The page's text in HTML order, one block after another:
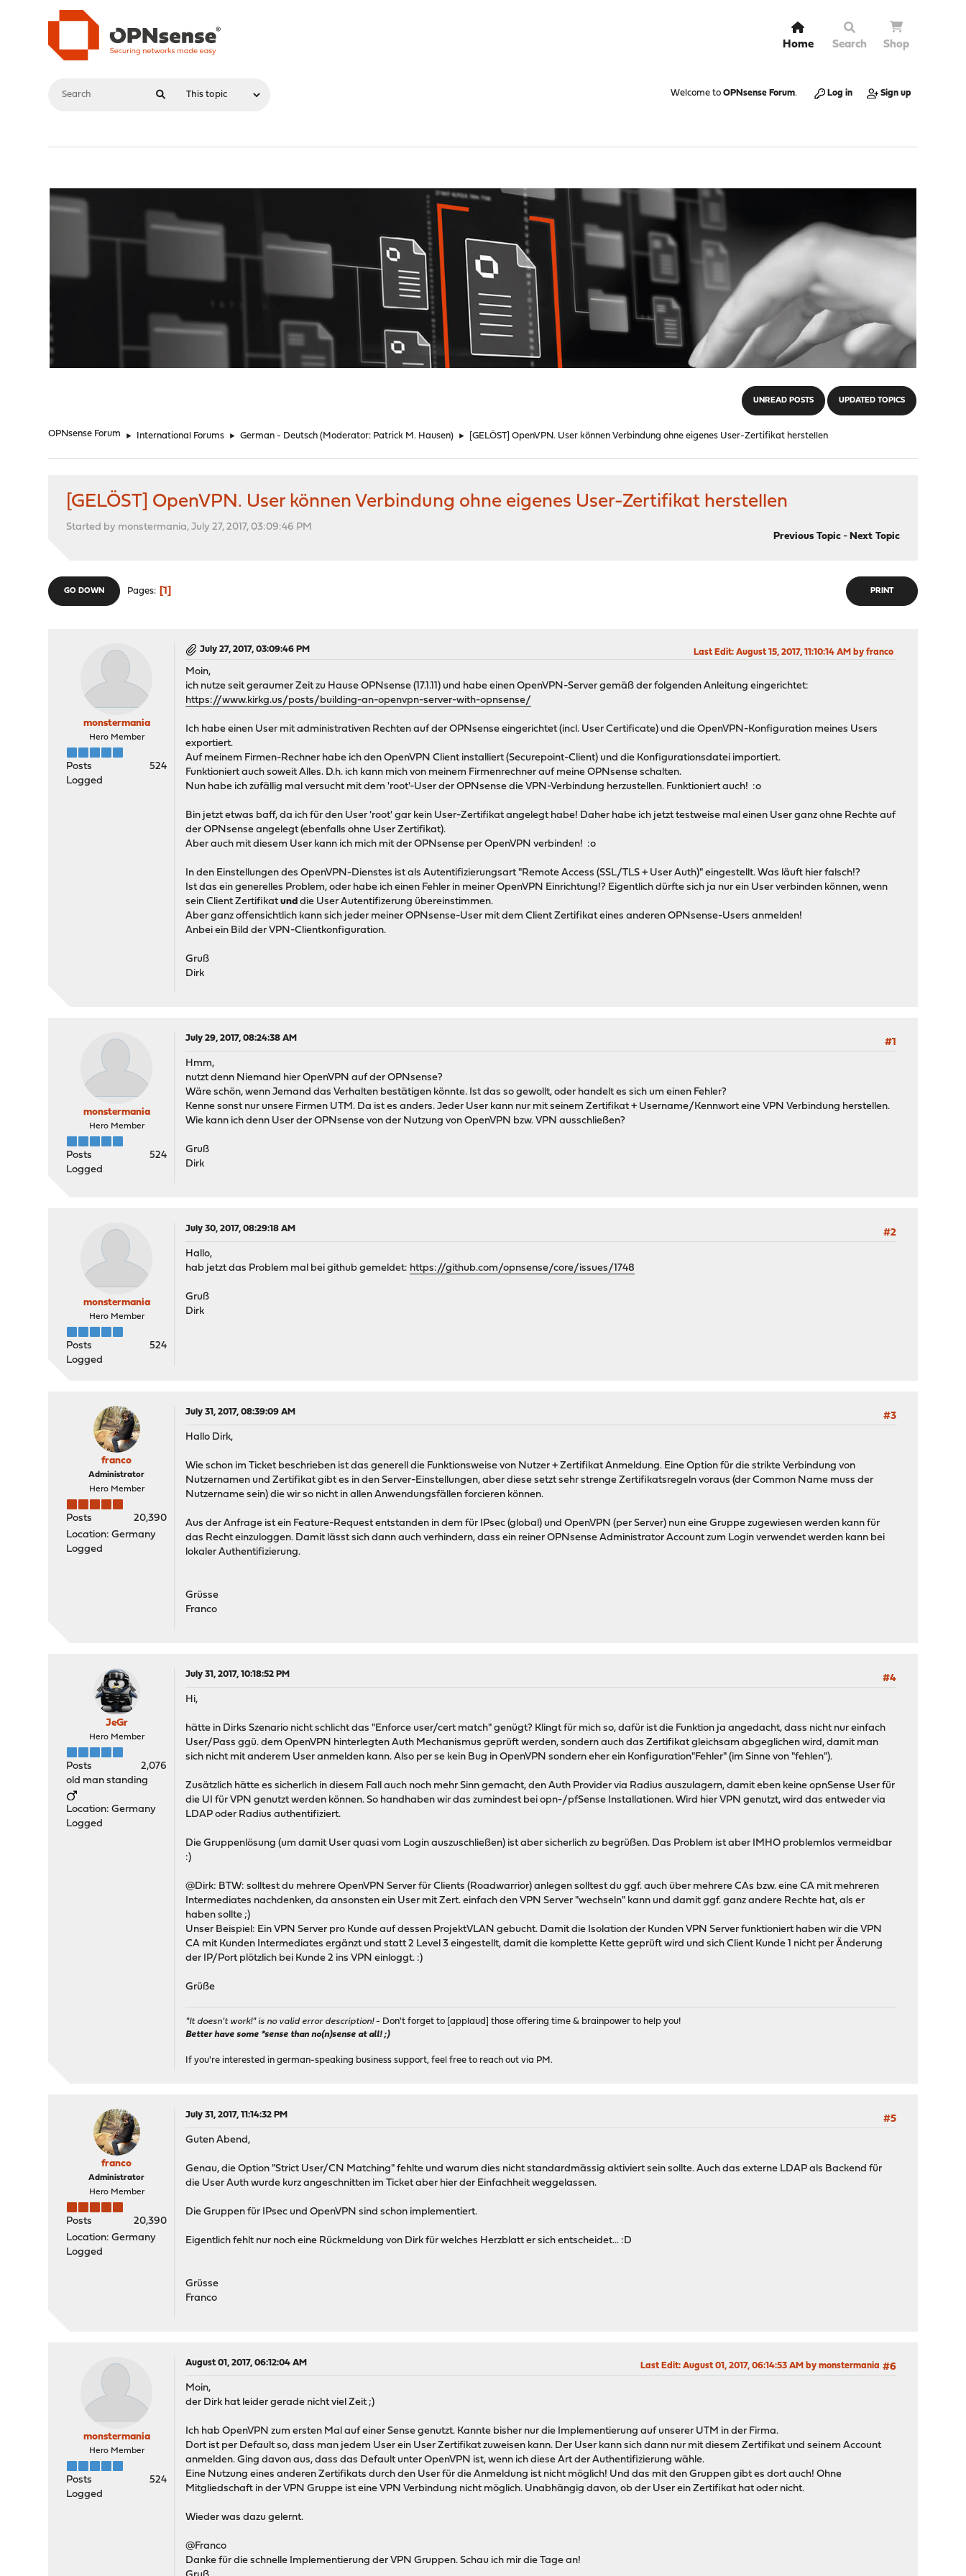
Home Search Shop
Welcome to OPNsense Forum. Log in Sign up
UNREAD POSTS UPDATED TOPICS
OPNsense Forum ► International Forums ► German - Deutsch (Moderator: Patrick M. Hausen) ► [GELÖST] OpenVPN. User können Verbindung ohne eigenes User-Zertifikat herstellen
[GELÖST] OpenVPN. User können Verbindung ohne eigenes User-Zertifikat herstellen
Started by monstermania, July 27, 2017, 03:09:46 PM
Previous Topic- Next Topic
PRINT
GO DOWN Pages 1
monstermania
Hero Member
Posts
524
Logged
July 27, 2017, 03:09:46 PM Last Edit: August 15, 2017, 11:10:14 AM by franco
Moin,
ich nutze seit geraumer Zeit zu Hause OPNsense (17.1.11) und habe einen OpenVPN-Server gemäß der folgenden Anleitung eingerichtet:
https://www.kirkg.us/posts/building-an-openvpn-server-with-opnsense/
Ich habe einen User mit administrativen Rechten auf der OPNsense eingerichtet (incl. User Certificate) und die OpenVPN-Konfiguration meines Users
exportiert.
Auf meinem Firmen-Rechner habe ich den OpenVPN Client installiert (Securepoint-Client) und die Konfigurationsdatei importiert.
Funktioniert auch soweit Alles. D.h. ich kann mich von meinem Firmenrechner auf meine OPNsense schalten.
Nun habe ich zufällig mal versucht mit dem 'root'-User der OPNsense die VPN-Verbindung herzustellen. Funktioniert auch! :o
Bin jetzt etwas baff, da ich für den User 'root' gar kein User-Zertifikat angelegt habe! Daher habe ich jetzt testweise mal einen User ganz ohne Rechte auf
der OPNsense angelegt (ebenfalls ohne User Zertifikat).
Aber auch mit diesem User kann ich mich mit der OPNsense per OpenVPN verbinden! :o
In den Einstellungen des OpenVPN-Dienstes ist als Autentifizierungsart "Remote Access (SSL/TLS + User Auth)" eingestellt. Was läuft hier falsch!?
Ist das ein generelles Problem, oder habe ich einen Fehler in meiner OpenVPN Einrichtung!? Eigentlich dürfte sich ja nur ein User verbinden können, wenn
sein Client Zertifikatund die User Autentifizerung übereinstimmen.
Aber ganz offensichtlich kann sich jeder meiner OPNsense-User mit dem Client Zertifikat eines anderen OPNsense-Users anmelden!
Anbei ein Bild der VPN-Clientkonfiguration.
Gruß
Dirk
monstermania
Hero Member
Posts
524
Logged
July 29, 2017, 08:24:38 AM
#1
Hmm,
nutzt denn Niemand hier OpenVPN auf der OPNsense?
Wäre schön, wenn Jemand das Verhalten bestätigen könnte. Ist das so gewollt, oder handelt es sich um einen Fehler?
Kenne sonst nur unsere Firmen UTM. Da ist es anders. Jeder User kann nur mit seinem Zertifikat + Username/Kennwort eine VPN Verbindung herstellen.
Wie kann ich denn User der OPNsense von der Nutzung von OpenVPN bzw. VPN ausschließen?
Gruß
Dirk
monstermania
Hero Member
Posts
524
Logged
July 30, 2017, 08:29:18 AM
#2
Hallo,
hab jetzt das Problem mal bei github gemeldet: https://github.com/opnsense/core/issues/1748
Gruß
Dirk
franco
Administrator
Hero Member
Posts
20,390
Location: Germany
Logged
July 31, 2017, 08:39:09 AM
#3
Hallo Dirk,
Wie schon im Ticket beschrieben ist das generell die Funktionsweise von Nutzer + Zertifikat Anmeldung. Eine Option für die strikte Verbindung von
Nutzernamen und Zertifikat gibt es in den Server-Einstellungen, aber diese setzt sehr strenge Zertifikatsregeln voraus (der Common Name muss der
Nutzername sein) die wir so nicht in allen Anwendungsfällen forcieren können.
Aus der Anfrage ist ein Feature-Request entstanden in dem für IPsec (global) und OpenVPN (per Server) nun eine Gruppe zugewiesen werden kann für
das Recht einzuloggen. Damit lässt sich dann auch verhindern, dass ein reiner OPNsense Administrator Account zum Login verwendet werden kann bei
lokaler Authentifizierung.
Grüsse
Franco
JeGr
Hero Member
Posts
2,076
old man standing
Location: Germany
Logged
July 31, 2017, 10:18:52 PM
#4
Hi,
hätte in Dirks Szenario nicht schlicht das "Enforce user/cert match" genügt? Klingt für mich so, dafür ist die Funktion ja angedacht, dass nicht nur einfach
User/Pass ggü. dem OpenVPN hinterlegten Auth Mechanismus geprüft werden, sondern auch das Zertifikat gleichsam abgeglichen wird, damit man
sich nicht mit anderem User anmelden kann. Also per se kein Bug in OpenVPN sondern eher ein Konfiguration"Fehler" (im Sinne von "fehlen").
Zusätzlich hätte es sicherlich in diesem Fall auch noch mehr Sinn gemacht, den Auth Provider via Radius auszulagern, damit eben keine opnSense User für
die UI für VPN genutzt werden können. So handhaben wir das zumindest bei opn-/pfSense Installationen. Wird hier VPN genutzt, wird das entweder via
LDAP oder Radius authentifiziert.
Die Gruppenlösung (um damit User quasi vom Login auszuschließen) ist aber sicherlich zu begrüßen. Das Problem ist aber IMHO problemlos vermeidbar
:)
@Dirk: BTW: solltest du mehrere OpenVPN Server für Clients (Roadwarrior) anlegen solltest du ggf. auch über mehrere CAs bzw. eine CA mit mehreren
Intermediates nachdenken, da ansonsten ein User mit Zert. einfach den VPN Server "wechseln" kann und damit ggf. ganz andere Rechte hat, als er
haben sollte ;)
Unser Beispiel: Ein VPN Server pro Kunde auf dessen ProjektVLAN gebucht. Damit die Isolation der Kunden VPN Server funktioniert haben wir die VPN
CA mit Kunden Intermediates ergänzt und statt 2 Level 3 eingestellt, damit die komplette Kette geprüft wird und sich Client Kunde 1 nicht per Änderung
der IP/Port plötzlich bei Kunde 2 ins VPN einloggt. :)
Grüße
"It doesn't work!" is no valid error description!- Don't forget to [applaud] those offering time & brainpower to help you!
Better have some *sense than no(n)sense at all! ;)
If you're interested in german-speaking business support, feel free to reach out via PM.
franco
Administrator
Hero Member
Posts
20,390
Location: Germany
Logged
July 31, 2017, 11:14:32 PM
#5
Guten Abend,
Genau, die Option "Strict User/CN Matching" fehlte und warum dies nicht standardmässig aktiviert sein sollte. Auch das externe LDAP als Backend für
die User Auth wurde kurz angeschnitten im Ticket aber hier der Einfachheit weggelassen.
Die Gruppen für IPsec und OpenVPN sind schon implementiert.
Eigentlich fehlt nur noch eine Rückmeldung von Dirk für welches Herzblatt er sich entscheidet... :D
Grüsse
Franco
monstermania
Hero Member
Posts
524
Logged
August 01, 2017, 06:12:04 AM #6
Last Edit: August 01, 2017, 06:14:53 AM by monstermania
Moin,
der Dirk hat leider gerade nicht viel Zeit ;)
Ich hab OpenVPN zum ersten Mal auf einer Sense genutzt. Kannte bisher nur die Implementierung auf unserer UTM in der Firma.
Dort ist per Default so, dass man jedem User ein User Zertifikat zuweisen kann. Der User kann sich dann nur mit diesem Zertifikat und seinem Account
anmelden. Ging davon aus, dass das Default unter OpenVPN ist, wenn ich diese Art der Authentifizierung wähle.
Eine Nutzung eines anderen Zertifikats durch den User für die Anmeldung ist nicht möglich! Und das mit den Gruppen gibt es dort auch! Ohne
Mitgliedschaft in der VPN Gruppe ist eine VPN Verbindung nicht möglich. Unabhängig davon, ob der User ein Zertifikat hat oder nicht.
Wieder was dazu gelernt.
@Franco
Danke für die schnelle Implementierung der VPN Gruppen. Schau ich mir die Tage an!